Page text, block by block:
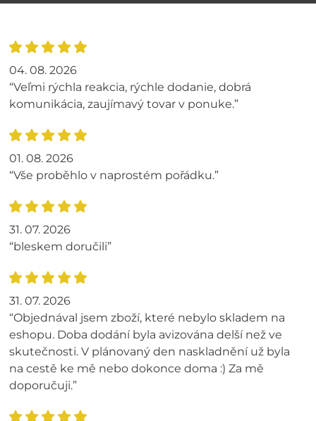
04. 08. 2026
“Veľmi rýchla reakcia, rýchle dodanie, dobrá
komunikácia, zaujímavý tovar v ponuke.”
01. 08. 2026
“Vše proběhlo v naprostém pořádku.”
31. 07. 2026
“bleskem doručili”
31. 07. 2026
“Objednával jsem zboží, které nebylo skladem na
eshopu. Doba dodání byla avizována delší než ve
skutečnosti. V plánovaný den naskladnění už byla
na cestě ke mě nebo dokonce doma :) Za mě
doporučuji.”